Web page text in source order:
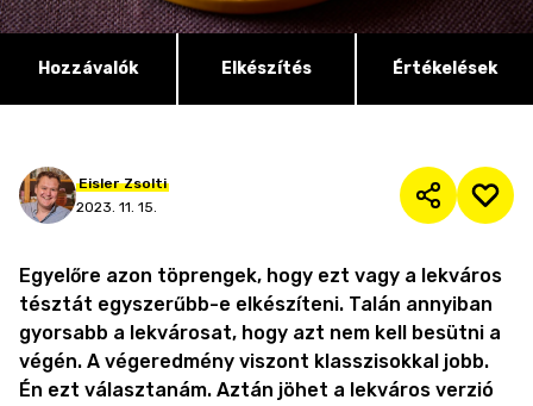
Hozzávalók Elkészítés Értékelések
Eisler Zsolti
2023. 11. 15.
Egyelőre azon töprengek, hogy ezt vagy a lekváros
tésztát egyszerűbb-e elkészíteni. Talán annyiban
gyorsabb a lekvárosat, hogy azt nem kell besütni a
végén. A végeredmény viszont klasszisokkal jobb.
Én ezt választanám. Aztán jöhet a lekváros verzió